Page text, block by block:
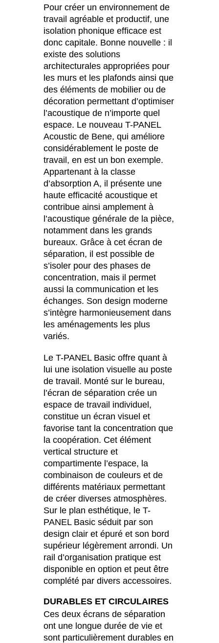
Pour créer un environnement de
travail agréable et productif, une
isolation phonique efficace est
donc capitale. Bonne nouvelle : il
existe des solutions
architecturales appropriées pour
les murs et les plafonds ainsi que
des éléments de mobilier ou de
décoration permettant d’optimiser
l’acoustique de n’importe quel
espace. Le nouveau T-PANEL
Acoustic de Bene, qui améliore
considérablement le poste de
travail, en est un bon exemple.
Appartenant à la classe
d’absorption A, il présente une
haute efficacité acoustique et
contribue ainsi amplement à
l’acoustique générale de la pièce,
notamment dans les grands
bureaux. Grâce à cet écran de
séparation, il est possible de
s’isoler pour des phases de
concentration, mais il permet
aussi la communication et les
échanges. Son design moderne
s’intègre harmonieusement dans
les aménagements les plus
variés.
Le T-PANEL Basic offre quant à
lui une isolation visuelle au poste
de travail. Monté sur le bureau,
l’écran de séparation crée un
espace de travail individuel,
constitue un écran visuel et
favorise tant la concentration que
la coopération. Cet élément
vertical structure et
compartimente l’espace, la
combinaison de couleurs et de
différents matériaux permettant
de créer diverses atmosphères.
Sur le plan esthétique, le T-
PANEL Basic séduit par son
design clair et épuré et son bord
supérieur légèrement arrondi. Un
rail d’organisation pratique est
disponible en option et peut être
complété par divers accessoires.
DURABLES ET CIRCULAIRES
Ces deux écrans de séparation
ont une longue durée de vie et
sont particulièrement durables en